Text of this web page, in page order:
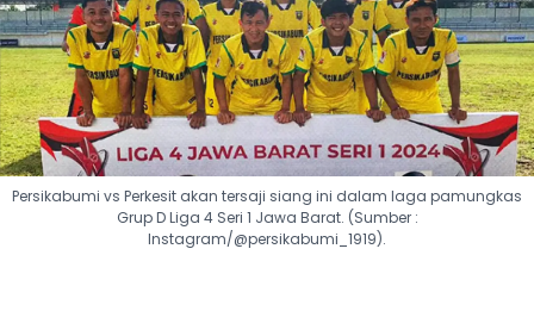
Persikabumi vs Perkesit akan tersaji siang ini dalam laga pamungkas
Grup D Liga 4 Seri 1 Jawa Barat. (Sumber :
Instagram/@persikabumi_1919).